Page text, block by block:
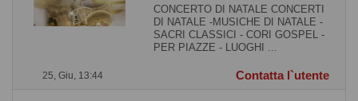
25, Giu, 13:44
CONCERTO DI NATALE CONCERTI
DI NATALE -MUSICHE DI NATALE -
SACRI CLASSICI - CORI GOSPEL -
PER PIAZZE - LUOGHI ...
Contatta l`utente